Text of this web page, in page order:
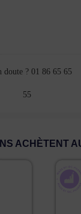
doute ? 01 86 65 65
55
ACHÈTENT